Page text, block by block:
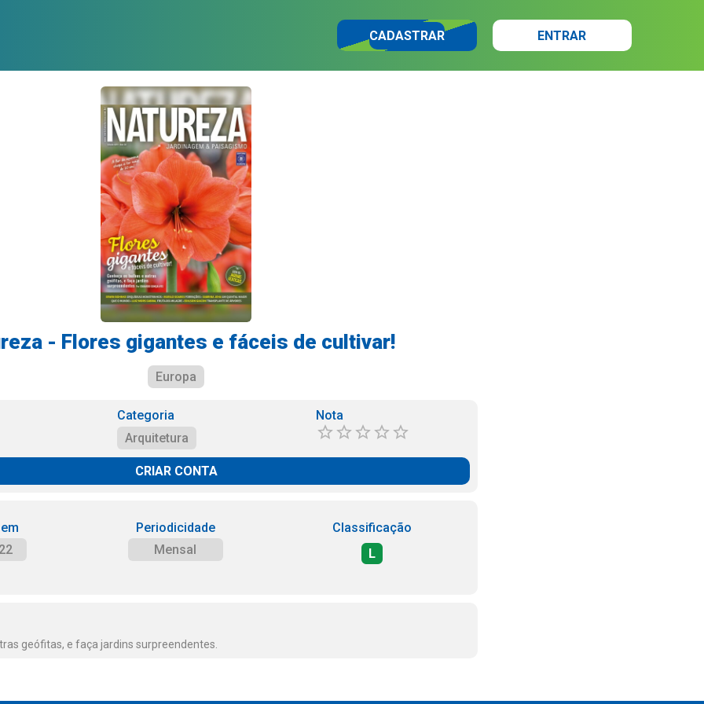
CADASTRAR ENTRAR
- Flores gigantes e fáceis de cultivar!
Europa
Categoria
Arquitetura
Nota
CRIAR CONTA
Periodicidade
Mensal
Classificação
L
geófitas, e faça jardins surpreendentes.